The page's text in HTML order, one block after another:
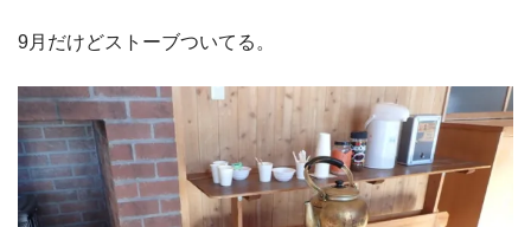
9月だけどストーブついてる。